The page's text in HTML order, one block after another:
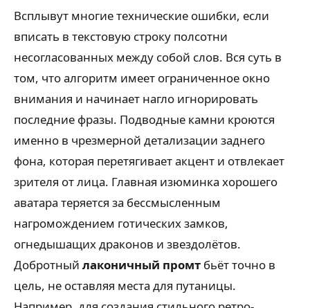
Всплывут многие технические ошибки, если
вписать в текстовую строку полсотни
несогласованных между собой слов. Вся суть в
том, что алгоритм имеет ограниченное окно
внимания и начинает нагло игнорировать
последние фразы. Подводные камни кроются
именно в чрезмерной детализации заднего
фона, которая перетягивает акцент и отвлекает
зрителя от лица. Главная изюминка хорошего
аватара теряется за бессмысленным
нагромождением готических замков,
огнедышащих драконов и звездолётов.
Добротный лаконичный промт бьёт точно в
цель, не оставляя места для путаницы.